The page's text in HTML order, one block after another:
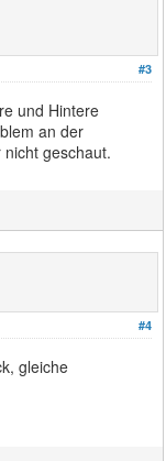
#3
und Hintere
an der
geschaut.
#4
gleiche